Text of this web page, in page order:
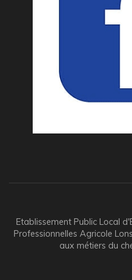
Etablissement Public Local
Professionnelles Agricole
aux métiers du